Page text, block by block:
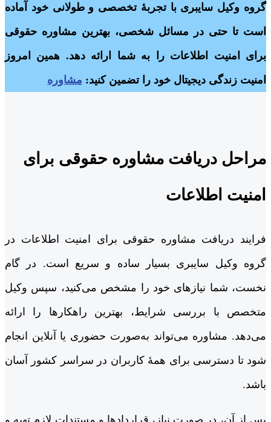
گروه وکیل سایبری با تجربۀ تخصصی و طولانی خود آماده
است تا حتی در مسائل شخصی، بهترین مشاوره حقوقی
برای امنیت اطلاعات را به شما ارائه دهد. همین امروز
امنیت زندگی دیجیتال خود را تضمین کنید: مشاوره
مراحل دریافت مشاوره حقوقی برای
امنیت اطلاعات
فرایند دریافت مشاوره حقوقی برای امنیت اطلاعات در
گروه وکیل سایبری بسیار ساده و سریع است. در گام
نخست، شما نیازهای خود را مشخص می‌کنید، سپس وکیل
متخصص با بررسی شرایط، بهترین راهکارها را ارائه
می‌دهد. مشاوره می‌تواند به‌صورت حضوری یا آنلاین انجام
شود تا دسترسی برای همۀ کاربران در سراسر کشور آسان
باشد.
پس از آن، در صورت نیاز، قراردادها و مستندات لازم تهیه و